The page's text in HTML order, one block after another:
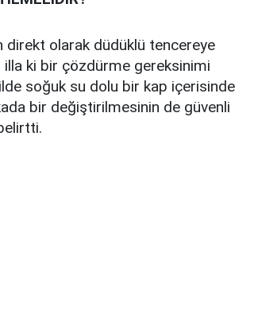
direkt olarak düdüklü tencereye
illa ki bir çözdürme gereksinimi
soğuk su dolu bir kap içerisinde
bir değiştirilmesinin de güvenli